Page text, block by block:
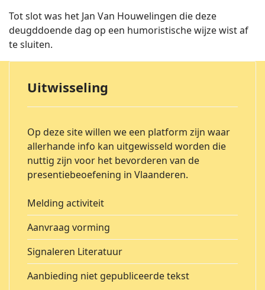
Tot slot was het Jan Van Houwelingen die deze
deugddoende dag op een humoristische wijze wist af
te sluiten.
Uitwisseling
Op deze site willen we een platform zijn waar
allerhande info kan uitgewisseld worden die
nuttig zijn voor het bevorderen van de
presentiebeoefening in Vlaanderen.
Melding activiteit
Aanvraag vorming
Signaleren Literatuur
Aanbieding niet gepubliceerde tekst